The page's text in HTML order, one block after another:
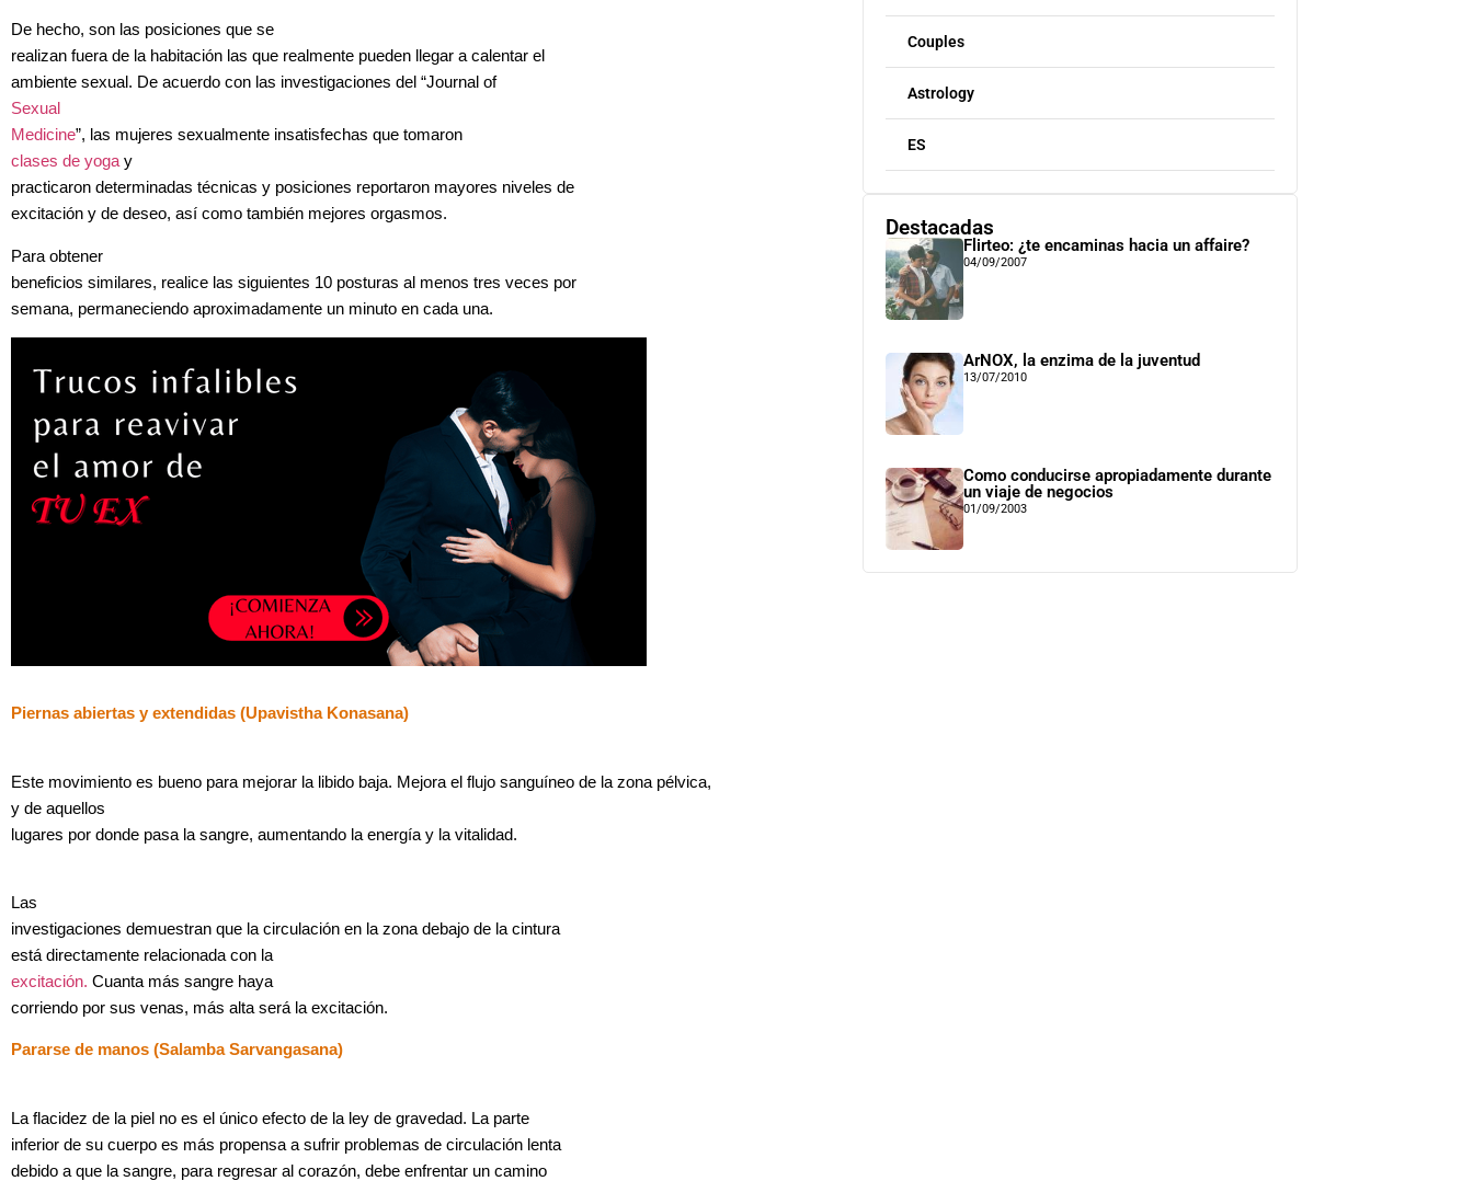
De hecho, son las posiciones que se
realizan fuera de la habitación las que realmente pueden llegar a calentar el
ambiente sexual. De acuerdo con las investigaciones del “Journal of
Sexual
Medicine”, las mujeres sexualmente insatisfechas que tomaron
clases de yogay
practicaron determinadas técnicas y posiciones reportaron mayores niveles de
excitación y de deseo, así como también mejores orgasmos.
Para obtener
beneficios similares, realice las siguientes 10 posturas al menos tres veces por
semana, permaneciendo aproximadamente un minuto en cada una.
Piernas abiertas y extendidas (Upavistha Konasana)
Este movimiento es bueno para mejorar la libido baja. Mejora el flujo sanguíneo de la zona pélvica,
y de aquellos
lugares por donde pasa la sangre, aumentando la energía y la vitalidad.
Las
investigaciones demuestran que la circulación en la zona debajo de la cintura
está directamente relacionada con la
excitación. Cuanta más sangre haya
corriendo por sus venas, más alta será la excitación.
Pararse de manos (Salamba Sarvangasana)
La flacidez de la piel no es el único efecto de la ley de gravedad. La parte
inferior de su cuerpo es más propensa a sufrir problemas de circulación lenta
debido a que la sangre, para regresar al corazón, debe enfrentar un camino
Couples
Astrology
ES
Destacadas
Flirteo: ¿te encaminas hacia un affaire?
04/09/2007
ArNOX, la enzima de la juventud
13/07/2010
Como conducirse apropiadamente durante
un viaje de negocios
01/09/2003